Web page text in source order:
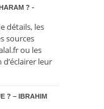
? -
détails, les
sources
ou les
leur
? – IBRAHIM